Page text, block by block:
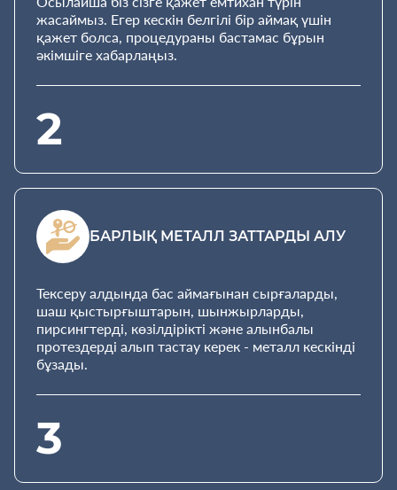
жасаймыз. Егер кескін белгілі бір аймақ үшін
қажет болса, процедураны бастамас бұрын
әкімшіге хабарлаңыз.
2
БАРЛЫҚ МЕТАЛЛ ЗАТТАРДЫ АЛУ
Тексеру алдында бас аймағынан сырғаларды,
шаш қыстырғыштарын, шынжырларды,
пирсингтерді, көзілдірікті және алынбалы
протездерді алып тастау керек - металл кескінді
бұзады.
3